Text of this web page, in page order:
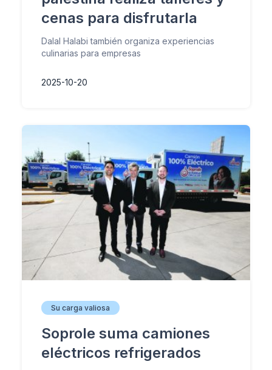
cenas para disfrutarla
Dalal Halabi también organiza experiencias
culinarias para empresas
2025-10-20
Su carga valiosa
Soprole suma camiones
eléctricos refrigerados